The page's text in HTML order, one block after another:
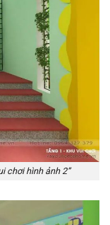
chơi hình ảnh 2”